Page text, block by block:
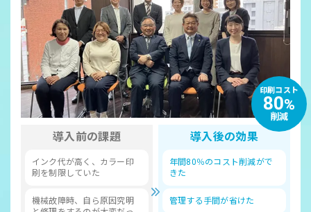
導入前の課題
インク代が高く、カラー印
刷を制限していた
機械故障時、自ら原因究明
印刷コスト
80%
削減
導入後の効果
年間80％のコスト削減がで
きた
管理する手間が省けた